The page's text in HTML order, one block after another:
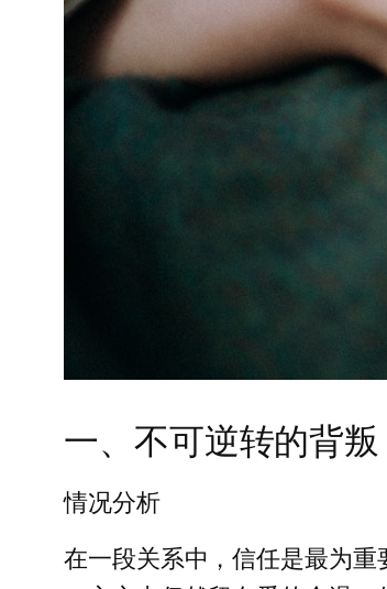
一、不可逆转的背叛
情况分析
在一段关系中，信任是最为